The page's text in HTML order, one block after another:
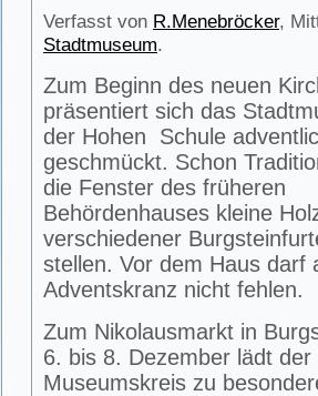
Verfasst von R.Menebröcker,
Stadtmuseum.
Zum Beginn des neuen
präsentiert sich das
der Hohen Schule
geschmückt. Schon
die Fenster des früheren
Behördenhauses kleine
verschiedener
stellen. Vor dem Haus darf
Adventskranz nicht fehlen.
Zum Nikolausmarkt in
6. bis 8. Dezember lädt der
Museumskreis zu